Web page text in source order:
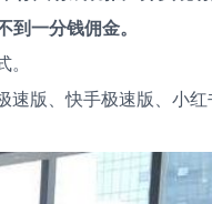
一分钱佣金。
速版、快手极速版、小